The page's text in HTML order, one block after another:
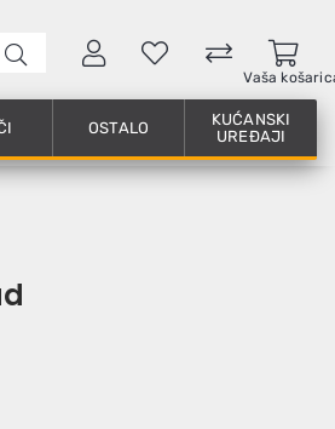
Vaša
OSTALO
KUĆANSKI
UREĐAJI